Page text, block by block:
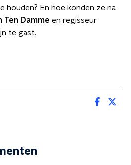
houden? En hoe konden ze na
Ten Damme en regisseur
te gast.